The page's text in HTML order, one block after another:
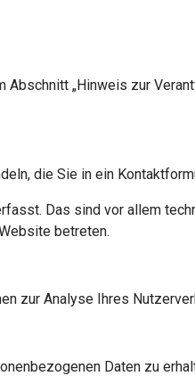
„Hinweis zur
die Sie in ein
Das sind vor allem
betreten.
zur Analyse Ihres
Daten zu